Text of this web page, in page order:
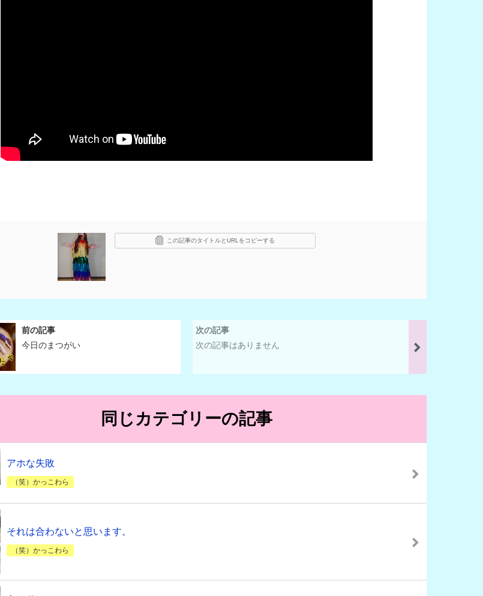
この記事のタイトルとURLをコピーする
前の記事
今日のまつがい
次の記事
次の記事はありません
同じカテゴリーの記事
アホな失敗
（笑）かっこわら
それは合わないと思います。
（笑）かっこわら